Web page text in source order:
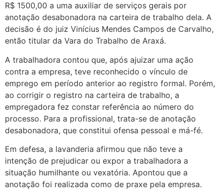
R$ 1500,00 a uma auxiliar de serviços gerais por
anotação desabonadora na carteira de trabalho dela. A
decisão é do juiz Vinícius Mendes Campos de Carvalho,
então titular da Vara do Trabalho de Araxá.
A trabalhadora contou que, após ajuizar uma ação
contra a empresa, teve reconhecido o vínculo de
emprego em período anterior ao registro formal. Porém,
ao corrigir o registro na carteira de trabalho, a
empregadora fez constar referência ao número do
processo. Para a profissional, trata-se de anotação
desabonadora, que constitui ofensa pessoal e má-fé.
Em defesa, a lavanderia afirmou que não teve a
intenção de prejudicar ou expor a trabalhadora a
situação humilhante ou vexatória. Apontou que a
anotação foi realizada como de praxe pela empresa.